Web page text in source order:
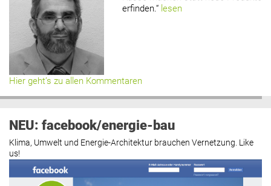
erfinden.“ lesen
Hier geht’s zu allen Kommentaren
NEU: facebook/energie-bau
Klima, Umwelt und Energie-Architektur brauchen Vernetzung. Like
us!